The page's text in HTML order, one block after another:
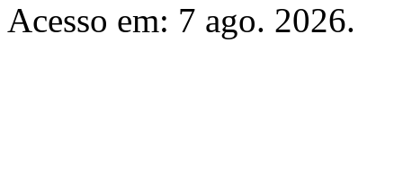
Acesso em: 7 ago. 2026.